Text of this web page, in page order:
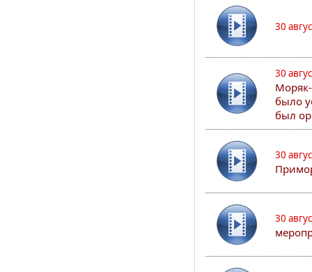
30
30
было
был
30
30